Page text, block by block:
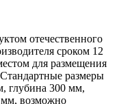
отечественного
сроком 12
для размещения
размеры
глубина 300 мм,
мм, возможно